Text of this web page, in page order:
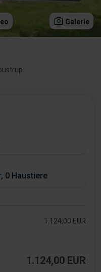
Galerie
1.124,00 EUR
1.124,00 EUR